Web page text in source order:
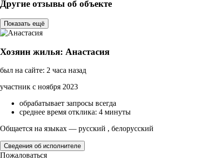
Другие отзывы об объекте
Показать ещё
Хозяин жилья: Анастасия
был на сайте: 2 часа назад
участник с ноября 2023
обрабатывает запросы всегда
среднее время отклика: 4 минуты
Общается на языках — русский , белорусский
Сведения об исполнителе
Пожаловаться